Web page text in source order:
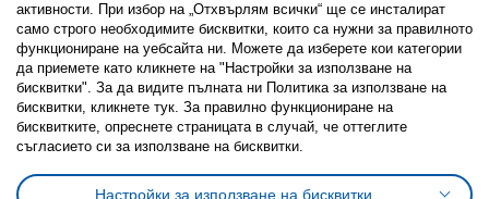
FacebookTwitterYoutubePinterestInstagram
Политика за използване на бисквитки (Cookies)
Избор на настройки за използване на бисквитки
активности. При избор на „Отхвърлям всички“ ще се инсталират
само строго необходимитe бисквитки, които са нужни за правилното
функциониране на уебсайта ни. Можете да изберете кои категории
да приемете като кликнете на "Настройки за използване на
бисквитки". За да видите пълната ни Политика за използване на
бисквитки, кликнете тук. За правилно функциониране на
бисквитките, опреснете страницата в случай, че оттеглите
съгласието си за използване на бисквитки.
Настройки за използване на бисквитки